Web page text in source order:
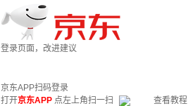
登录页面，改进建议
京东APP扫码登录
打开京东APP 点左上角扫一扫 查看教程